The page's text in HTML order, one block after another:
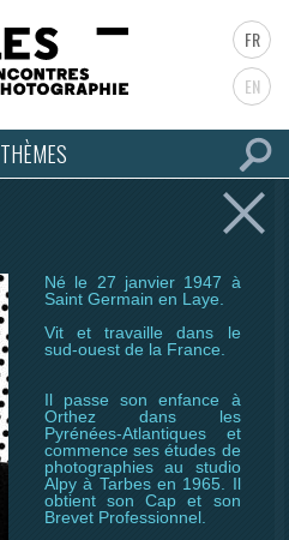
FR
EN
THÈMES
Né le 27 janvier 1947 à
Saint Germain en Laye.
Vit et travaille dans le
sud-ouest de la France.
Il passe son enfance à
Orthez dans les
Pyrénées-Atlantiques et
commence ses études de
photographies au studio
Alpy à Tarbes en 1965. Il
obtient son Cap et son
Brevet Professionnel.